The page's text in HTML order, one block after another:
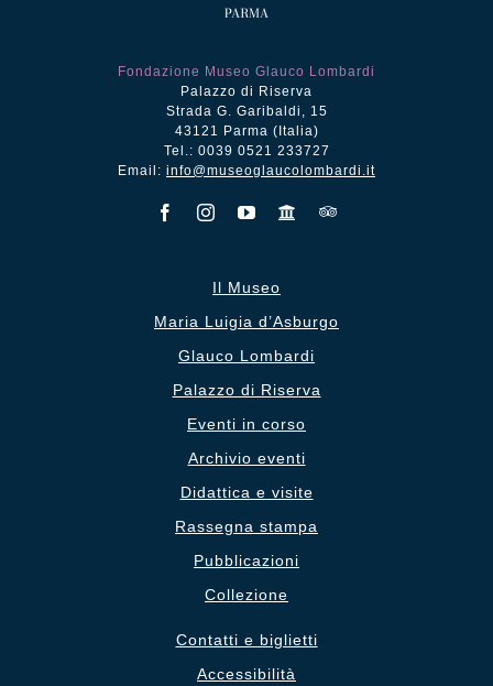
Fondazione Museo Glauco Lombardi
Palazzo di Riserva
Strada G. Garibaldi, 15
43121 Parma (Italia)
Tel.: 0039 0521 233727
Email: info@museoglaucolombardi.it
Il Museo
Maria Luigia d’Asburgo
Glauco Lombardi
Palazzo di Riserva
Eventi in corso
Archivio eventi
Didattica e visite
Rassegna stampa
Pubblicazioni
Collezione
Contatti e biglietti
Accessibilità